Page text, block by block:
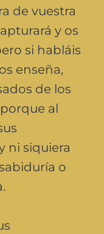
de vuestra
y os
si habláis
enseña,
de los
al
ni siquiera
o